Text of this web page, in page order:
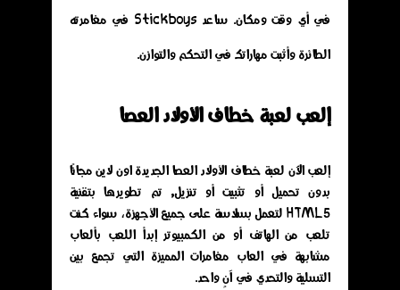
في أي وقت ومكان. ساعد Stickboys في مغامرته
الطائرة وأثبت مهاراتك في التحكم والتوازن.
إلعب لعبة خطاف الأولاد العصا
إلعب الآن لعبة خطاف الأولاد العصا الجديدة اون لاين مجانًا
بدون تحميل أو تثبيت أو تنزيل, تم تطويرها بتقنية
HTML5 لتعمل بسلاسة على جميع الأجهزة، سواء كنت
تلعب من الهاتف أو من الكمبيوتر إبدأ اللعب بألعاب
مشابهة في العاب مغامرات المميزة التي تجمع بين
التسلية والتحدي في آنٍ واحد.